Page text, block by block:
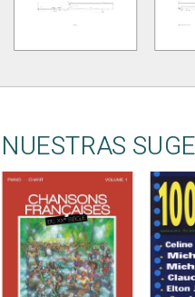
NUESTRAS